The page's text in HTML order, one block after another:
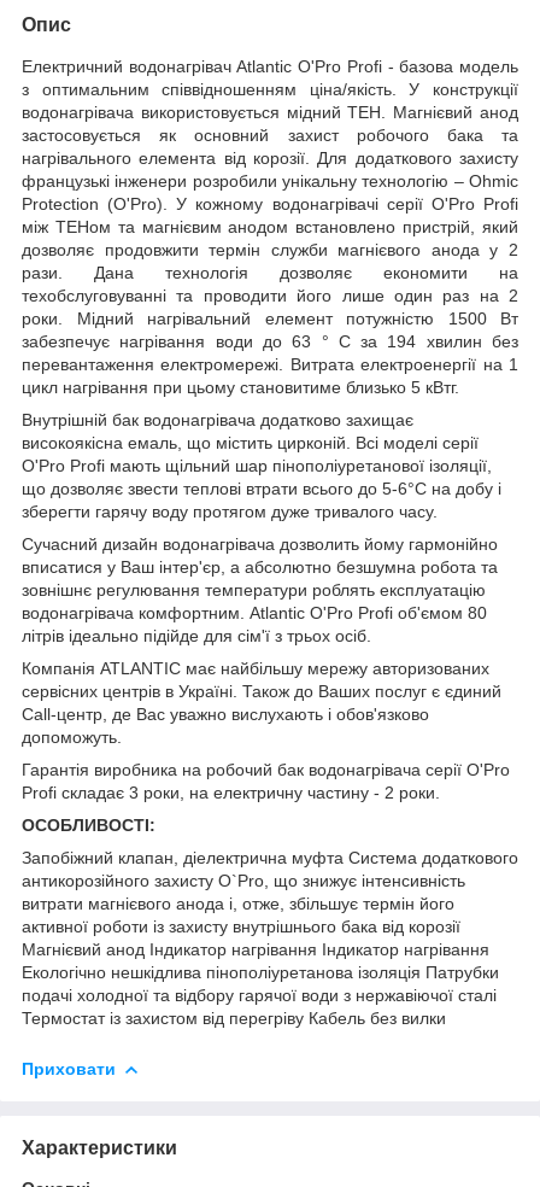
Опис
Електричний водонагрівач Atlantic O'Pro Profi - базова модель
з оптимальним співвідношенням ціна/якість. У конструкції
водонагрівача використовується мідний ТЕН. Магнієвий анод
застосовується як основний захист робочого бака та
нагрівального елемента від корозії. Для додаткового захисту
французькі інженери розробили унікальну технологію – Ohmic
Protection (O'Pro). У кожному водонагрівачі серії O'Pro Profi
між ТЕНом та магнієвим анодом встановлено пристрій, який
дозволяє продовжити термін служби магнієвого анода у 2
рази. Дана технологія дозволяє економити на
техобслуговуванні та проводити його лише один раз на 2
роки. Мідний нагрівальний елемент потужністю 1500 Вт
забезпечує нагрівання води до 63 ° C за 194 хвилин без
перевантаження електромережі. Витрата електроенергії на 1
цикл нагрівання при цьому становитиме близько 5 кВтг.
Внутрішній бак водонагрівача додатково захищає
високоякісна емаль, що містить цирконій. Всі моделі серії
O'Pro Profi мають щільний шар пінополіуретанової ізоляції,
що дозволяє звести теплові втрати всього до 5-6°C на добу і
зберегти гарячу воду протягом дуже тривалого часу.
Сучасний дизайн водонагрівача дозволить йому гармонійно
вписатися у Ваш інтер'єр, а абсолютно безшумна робота та
зовнішнє регулювання температури роблять експлуатацію
водонагрівача комфортним. Atlantic O'Pro Profi об'ємом 80
літрів ідеально підійде для сім'ї з трьох осіб.
Компанія ATLANTIC має найбільшу мережу авторизованих
сервісних центрів в Україні. Також до Ваших послуг є єдиний
Call-центр, де Вас уважно вислухають і обов'язково
допоможуть.
Гарантія виробника на робочий бак водонагрівача серії O'Pro
Profi складає 3 роки, на електричну частину - 2 роки.
ОСОБЛИВОСТІ:
Запобіжний клапан, діелектрична муфта Система додаткового
антикорозійного захисту O`Pro, що знижує інтенсивність
витрати магнієвого анода і, отже, збільшує термін його
активної роботи із захисту внутрішнього бака від корозії
Магнієвий анод Індикатор нагрівання Індикатор нагрівання
Екологічно нешкідлива пінополіуретанова ізоляція Патрубки
подачі холодної та відбору гарячої води з нержавіючої сталі
Термостат із захистом від перегріву Кабель без вилки
Приховати
Характеристики